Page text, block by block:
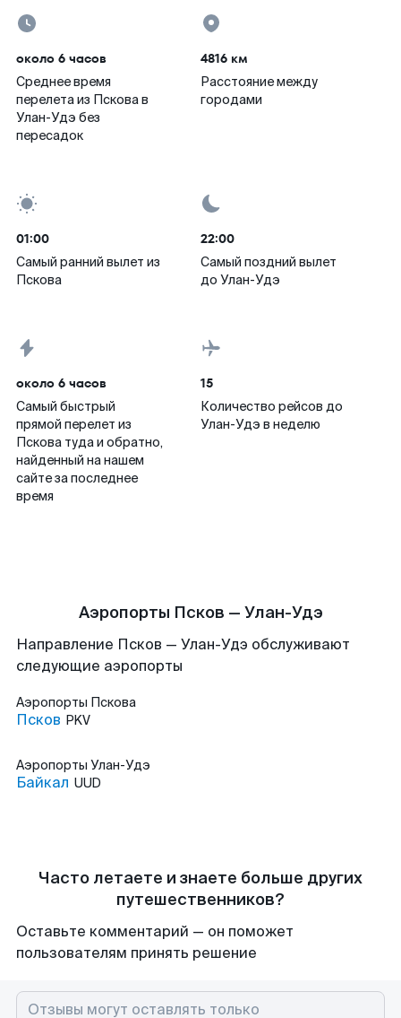
около 6 часов
Среднее время
перелета из Пскова в
Улан-Удэ без
пересадок
4816 км
Расстояние между
городами
01:00
Самый ранний вылет из
Пскова
22:00
Самый поздний вылет
до Улан-Удэ
около 6 часов
Самый быстрый
прямой перелет из
Пскова туда и обратно,
найденный на нашем
сайте за последнее
время
15
Количество рейсов до
Улан-Удэ в неделю
Аэропорты Псков — Улан-Удэ
Направление Псков — Улан-Удэ обслуживают
следующие аэропорты
Аэропорты Пскова
Псков PKV
Аэропорты Улан-Удэ
Байкал UUD
Часто летаете и знаете больше других
путешественников?
Оставьте комментарий — он поможет
пользователям принять решение